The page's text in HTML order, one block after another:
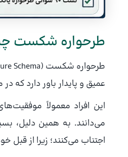
طرحواره شکست
طرحواره شکست (Failure Schema) یکی از طرحواره‌های حوزه
عمیق و پایدار باور دارد که
این افراد معمولاً
می‌دانند. به همین دلیل،
اجتناب می‌کنند؛ زیرا از قبل